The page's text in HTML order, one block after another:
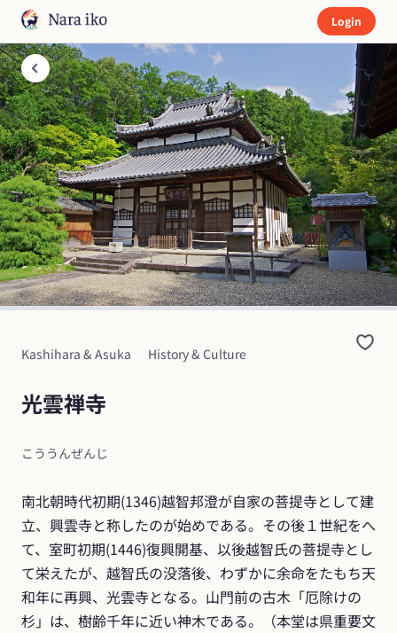
Login
Kashihara & Asuka History & Culture
光雲禅寺
こううんぜんじ
南北朝時代初期(1346)越智邦澄が自家の菩提寺として建
立、興雲寺と称したのが始めである。その後１世紀をへ
て、室町初期(1446)復興開基、以後越智氏の菩提寺とし
て栄えたが、越智氏の没落後、わずかに余命をたもち天
和年に再興、光雲寺となる。山門前の古木「厄除けの
杉」は、樹齢千年に近い神木である。（本堂は県重要文